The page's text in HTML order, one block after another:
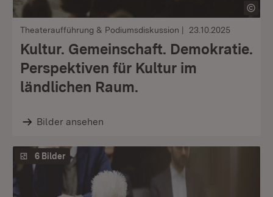
Theateraufführung & Podiumsdiskussion 23.10.2025
Kultur. Gemeinschaft. Demokratie.
Perspektiven für Kultur im
ländlichen Raum.
Bilder ansehen
6 Bilder